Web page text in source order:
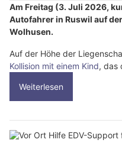
Am Freitag (3. Juli 2026,
Autofahrer in Ruswil auf
Wolhusen.
Auf der Höhe der
Kollision mit einem Kind, das
Weiterlesen